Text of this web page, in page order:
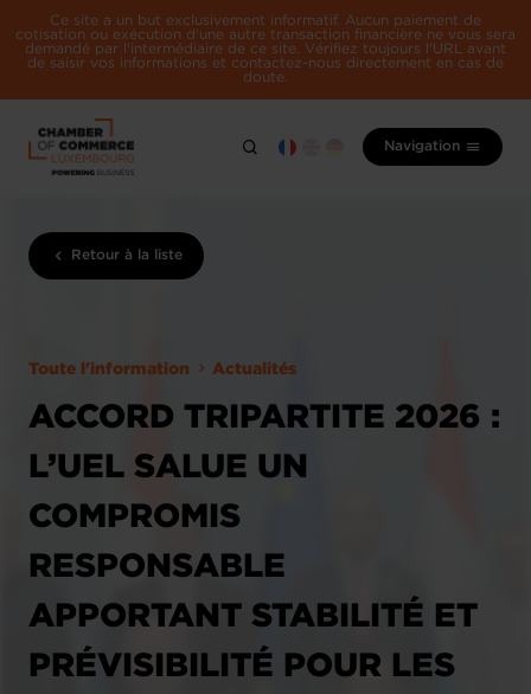
Ce site a un but exclusivement informatif. Aucun paiement de
cotisation ou exécution d'une autre transaction financière ne vous sera
demandé par l'intermédiaire de ce site. Vérifiez toujours l'URL avant
de saisir vos informations et contactez-nous directement en cas de
doute.
Navigation
Retour à la liste
Toute l'information Actualités
ACCORD TRIPARTITE 2026 :
L’UEL SALUE UN
COMPROMIS
RESPONSABLE
APPORTANT STABILITÉ ET
PRÉVISIBILITÉ POUR LES